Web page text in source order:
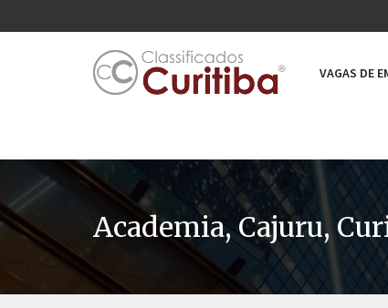
VAGAS DE
Academia, Cajuru,